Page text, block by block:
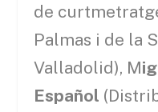
de
Palmas i de la
Valladolid), M
Español